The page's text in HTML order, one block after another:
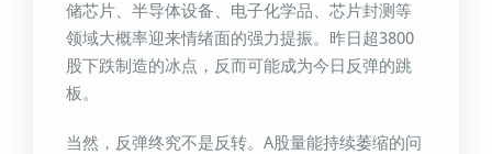
储芯片、半导体设备、电子化学品、芯片封测等
领域大概率迎来情绪面的强力提振。昨日超3800
股下跌制造的冰点，反而可能成为今日反弹的跳
板。
当然，反弹终究不是反转。A股量能持续萎缩的问